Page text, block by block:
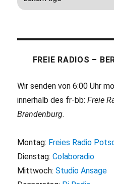
FREIE RADIOS –
Wir senden von 6:00 Uhr
innerhalb des fr-bb:Freie
Brandenburg.
Montag: Freies Radio
Dienstag:Colaboradio
Mittwoch:Studio Ansage